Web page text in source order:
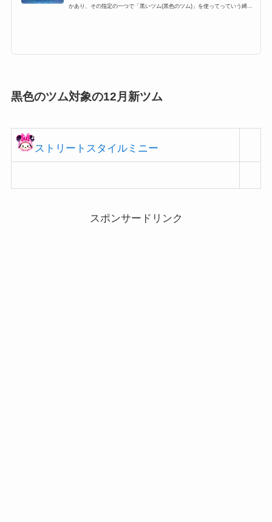
かあり、その指定の一つで「黒いツム(黒色のツム)」を使ってっていう縛り
黒色のツム対象の12月新ツム
ストリートスタイルミニー
スポンサードリンク